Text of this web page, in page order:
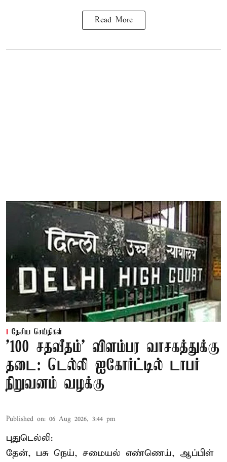
Read More
தேசிய செய்திகள்
'100 சதவீதம்' விளம்பர வாசகத்துக்கு
தடை: டெல்லி ஐகோர்ட்டில் டாபர்
நிறுவனம் வழக்கு
Published on: 06 Aug 2026, 3:44 pm
புதுடெல்லி:
தேன், பசு நெய், சமையல் எண்ணெய், ஆப்பிள்